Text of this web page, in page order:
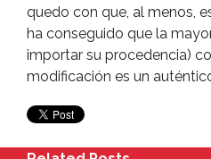
quedo con que, al menos,
ha conseguido que la
importar su procedencia)
modificación es un